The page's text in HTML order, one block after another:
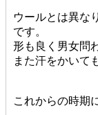
ウールとは異な
です。
形も良く男女問
また汗をかいて
これからの時期